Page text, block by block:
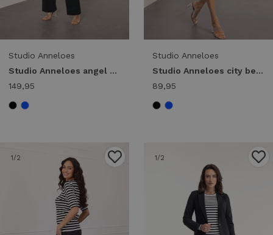
Studio Anneloes
Studio Anneloes angel sls jumpsuit 94772 Jumpsuit 9000 black
149,95
Studio Anneloes
Studio Anneloes city bermuda 94774 9000 black
89,95
1/2 1/2